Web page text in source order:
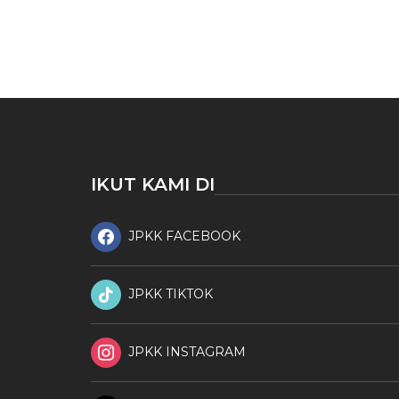
IKUT KAMI DI
JPKK FACEBOOK
JPKK TIKTOK
JPKK INSTAGRAM